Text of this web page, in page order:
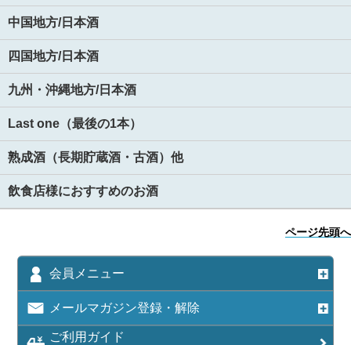
中国地方/日本酒
四国地方/日本酒
九州・沖縄地方/日本酒
Last one（最後の1本）
熟成酒（長期貯蔵酒・古酒）他
飲食店様におすすめのお酒
ページ先頭へ
会員メニュー
メールマガジン登録・解除
ご利用ガイド